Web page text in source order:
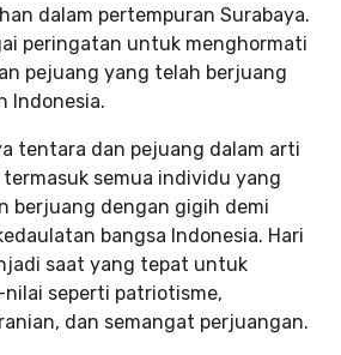
dalam pertempuran Surabaya.
peringatan untuk menghormati
pejuang yang telah berjuang
Indonesia.
tentara dan pejuang dalam arti
semua individu yang
berjuang dengan gigih demi
bangsa Indonesia. Hari
saat yang tepat untuk
seperti patriotisme,
dan semangat perjuangan.